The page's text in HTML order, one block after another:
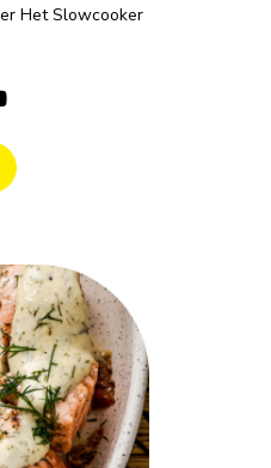
Het Slowcooker